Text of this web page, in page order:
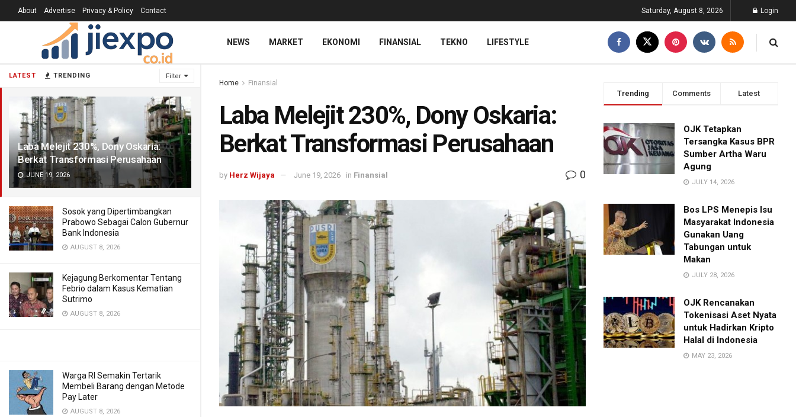
LATEST TRENDING Filter
Laba Melejit 230%, Dony Oskaria:
Berkat Transformasi Perusahaan
JUNE 19, 2026
Sosok yang Dipertimbangkan
Prabowo Sebagai Calon Gubernur
Bank Indonesia
AUGUST 8, 2026
Kejagung Berkomentar Tentang
Febrio dalam Kasus Kematian
Sutrimo
AUGUST 8, 2026
Warga RI Semakin Tertarik
Membeli Barang dengan Metode
Pay Later
AUGUST 8, 2026
About Advertise Privacy & Policy Contact Saturday, August 8, 2026 Login
NEWS MARKET EKONOMI FINANSIAL TEKNO LIFESTYLE
Home Finansial
Laba Melejit 230%, Dony Oskaria:
Berkat Transformasi Perusahaan
by Herz Wijaya June 19, 2026 in Finansial 0
Trending Comments Latest
OJK Tetapkan
Tersangka Kasus BPR
Sumber Artha Waru
Agung
JULY 14, 2026
Bos LPS Menepis Isu
Masyarakat Indonesia
Gunakan Uang
Tabungan untuk
Makan
JULY 28, 2026
OJK Rencanakan
Tokenisasi Aset Nyata
untuk Hadirkan Kripto
Halal di Indonesia
MAY 23, 2026